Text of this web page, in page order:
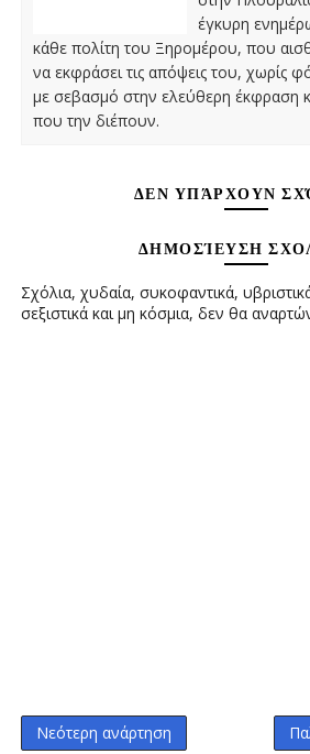
έγκυρη
κάθε πολίτη του Ξηρομέρου, που
να εκφράσει τις απόψεις του, χωρίς
με σεβασμό στην ελεύθερη έκφραση
που την διέπουν.
ΔΕΝ ΥΠΆΡΧΟΥΝ
ΔΗΜΟΣΊΕΥΣΗ
Σχόλια, χυδαία, συκοφαντικά,
σεξιστικά και μη κόσμια, δεν θα
Νεότερη ανάρτηση